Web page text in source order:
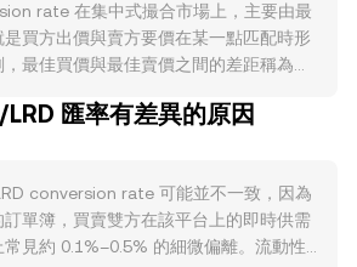
的調整會影響持幣誘因與供給在二級市
DeFi 活動、穩定幣池（如 Curve
、以及對手方透過 PSM 在波動時期進
元，但在極端行情或流動性緊縮時可能
鍵，若 LRD 承受通膨或外匯管制壓力，
rate 上。監管與合規事件亦不可忽
確性、對法幣出入金的規範、以及與
rate 在集中式撮合市場上，主要由最
買方出價與賣方要價在某一點匹配時形
最佳買價與最佳賣價之間的差距稱為點
情況下，資料聚合方會計算加權靠量均
本算式為：LRD Value = DAI Amount ×
DAI Amount = LRD Value / rate。除了
去中心化交易所的流動性十分可觀，對
匯率有差異的原因
conversion rate 可能並不一致，因為
單簿，買賣雙方在該平台上的即時供需
見約 0.1%–0.5% 的細微偏離。流動性